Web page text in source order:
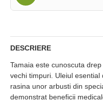
DESCRIERE
Tamaia este cunoscuta
vechi timpuri. Uleiul
rasina unor arbusti din
demonstrat beneficii